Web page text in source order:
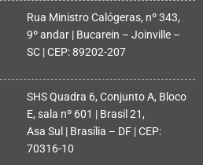
Rua Ministro Calógeras, nº 343,
9º andar | Bucarein – Joinville –
SC | CEP: 89202-207
SHS Quadra 6, Conjunto A, Bloco
E, sala nº 601 | Brasil 21,
Asa Sul | Brasília – DF | CEP:
70316-10